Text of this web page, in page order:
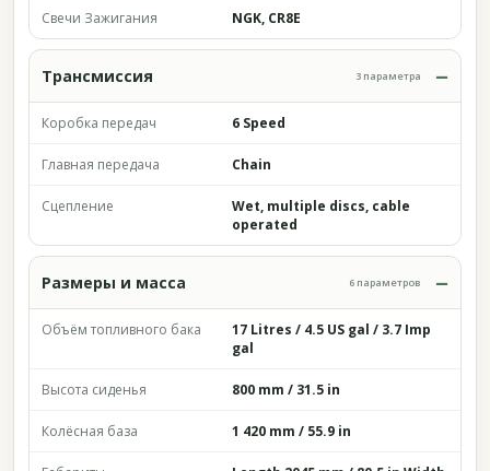
Свечи Зажигания NGK, CR8E
Трансмиссия 3 параметра
Коробка передач 6 Speed
Главная передача Chain
Сцепление
Wet, multiple discs, cable
operated
Размеры и масса 6 параметров
Объём топливного бака
17 Litres / 4.5 US gal / 3.7 Imp
gal
Высота сиденья 800 mm / 31.5 in
Колёсная база 1 420 mm / 55.9 in